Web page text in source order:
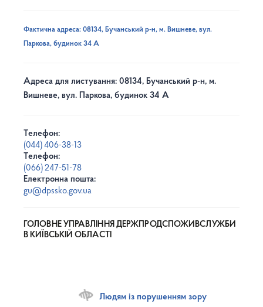
Фактична адреса: 08134, Бучанський р-н, м. Вишневе, вул.
Паркова, будинок 34 А
Адреса для листування: 08134, Бучанський р-н, м.
Вишневе, вул. Паркова, будинок 34 А
Телефон:
(044) 406-38-13
Телефон:
(066) 247-51-78
Електронна пошта:
gu@dpssko.gov.ua
ГОЛОВНЕ УПРАВЛІННЯ ДЕРЖПРОДСПОЖИВСЛУЖБИ
В КИЇВСЬКІЙ ОБЛАСТІ
Людям із порушенням зору